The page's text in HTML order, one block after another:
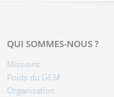
QUI SOMMES-NOUS ?
Missions
Poids du GEM
Organisation